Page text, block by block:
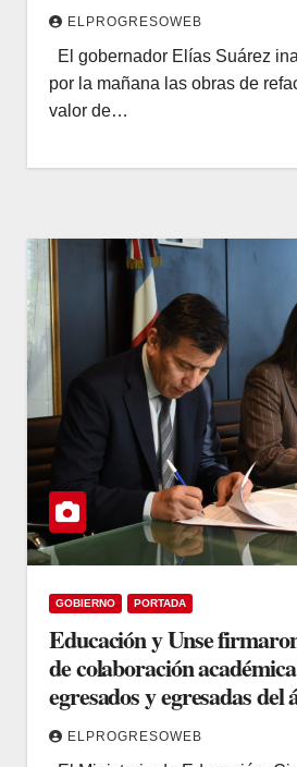
ELPROGRESOWEB
El gobernador Elías Suárez
por la mañana las obras de
valor de…
GOBIERNO PORTADA
Educación y Unse
de colaboración
egresados y egresadas del
ELPROGRESOWEB